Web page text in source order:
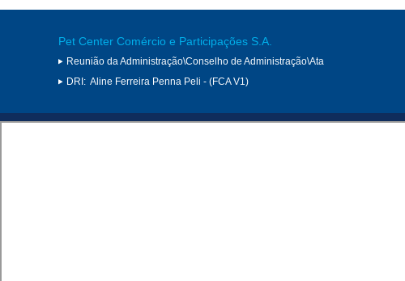
Pet Center Comércio e Participações S.A.
Reunião da Administração\Conselho de Administração\Ata
DRI: Aline Ferreira Penna Peli - (FCA V1)